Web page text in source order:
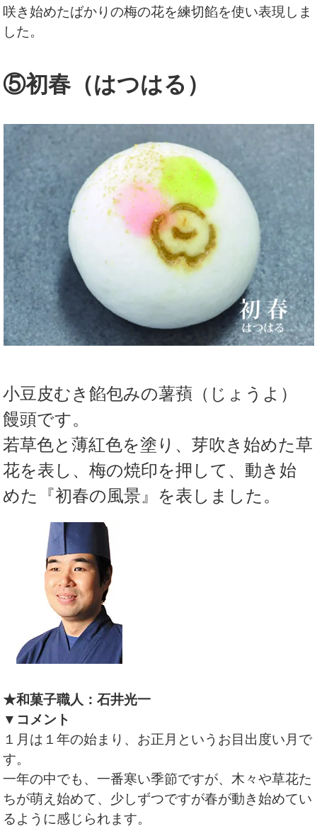
咲き始めたばかりの梅の花を練切餡を使い表現しま
した。
⑤初春（はつはる）
小豆皮むき餡包みの薯蕷（じょうよ）
饅頭です。
若草色と薄紅色を塗り、芽吹き始めた草
花を表し、梅の焼印を押して、動き始
めた『初春の風景』を表しました。
★和菓子職人：石井光一
▼コメント
１月は１年の始まり、お正月というお目出度い月で
す。
一年の中でも、一番寒い季節ですが、木々や草花た
ちが萌え始めて、少しずつですが春が動き始めてい
るように感じられます。